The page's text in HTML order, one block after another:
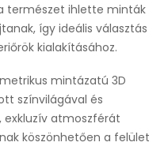
természet ihlette minták
így ideális választás
kialakításához.
mintázatú 3D
színvilágával és
exkluzív atmoszférát
köszönhetően a felület